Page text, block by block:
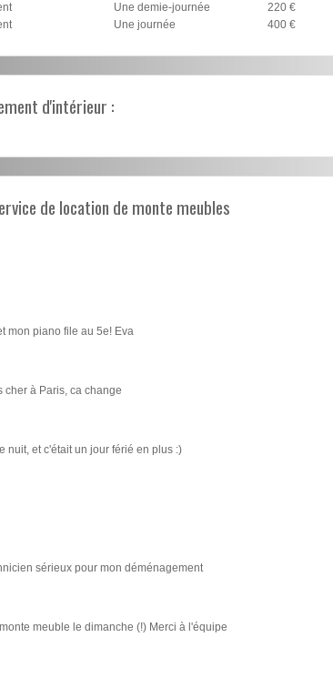
Une demie-journée
220 €
Une journée 400 €
d'intérieur :
de location de monte meubles
mon piano file au 5e! Eva
cher à Paris, ca change
nuit, et c'était un jour férié en plus :)
sérieux pour mon déménagement
meuble le dimanche (!) Merci à l'équipe